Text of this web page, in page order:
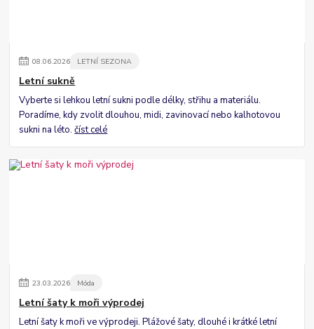
08.06.2026 LETNÍ SEZONA
Letní sukně
Vyberte si lehkou letní sukni podle délky, střihu a materiálu.
Poradíme, kdy zvolit dlouhou, midi, zavinovací nebo kalhotovou
sukni na léto.číst celé
23.03.2026 Móda
Letní šaty k moři výprodej
Letní šaty k moři ve výprodeji. Plážové šaty, dlouhé i krátké letní